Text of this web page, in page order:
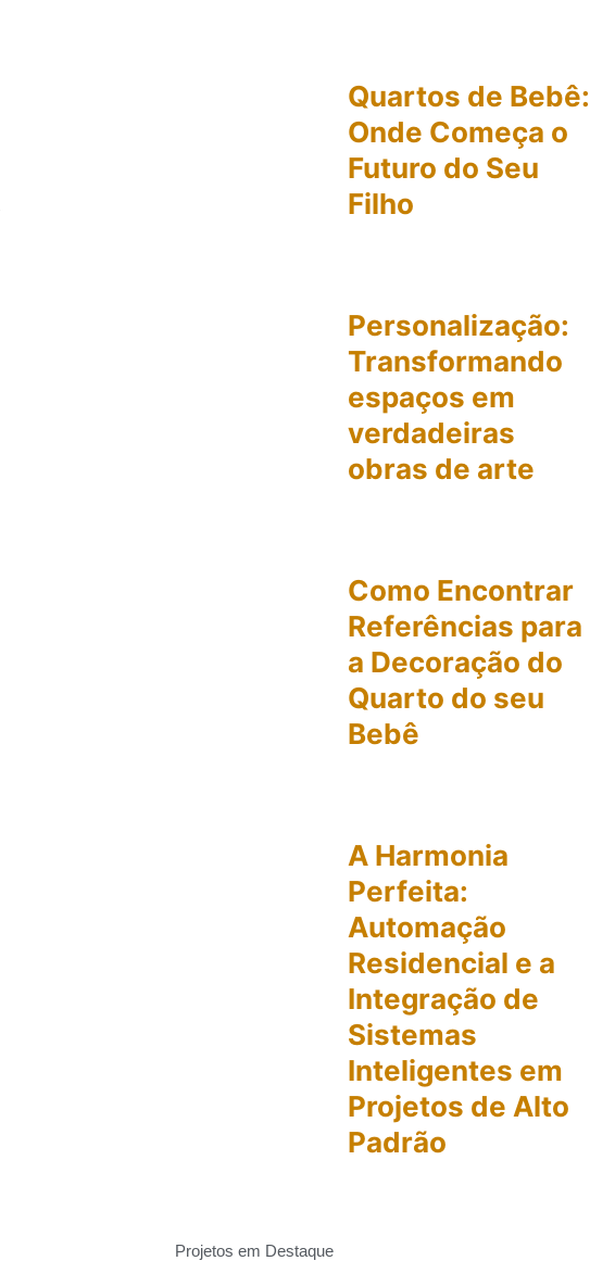
Quartos de Bebê:
Onde Começa o
Futuro do Seu
Filho
Personalização:
Transformando
espaços em
verdadeiras
obras de arte
Como Encontrar
Referências para
a Decoração do
Quarto do seu
Bebê
A Harmonia
Perfeita:
Automação
Residencial e a
Integração de
Sistemas
Inteligentes em
Projetos de Alto
Padrão
Projetos em Destaque